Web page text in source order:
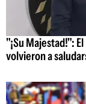
"¡Su Majestad!":
volvieron a